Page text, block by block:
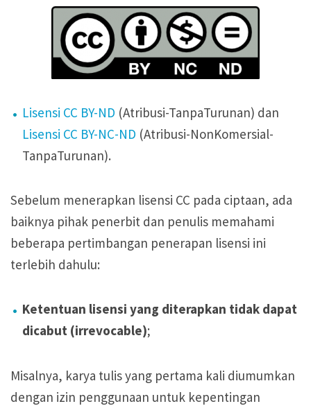
Lisensi CC BY-ND (Atribusi-TanpaTurunan) dan
Lisensi CC BY-NC-ND (Atribusi-NonKomersial-
TanpaTurunan).
Sebelum menerapkan lisensi CC pada ciptaan, ada
baiknya pihak penerbit dan penulis memahami
beberapa pertimbangan penerapan lisensi ini
terlebih dahulu:
Ketentuan lisensi yang diterapkan tidak dapat
dicabut (irrevocable);
Misalnya, karya tulis yang pertama kali diumumkan
dengan izin penggunaan untuk kepentingan